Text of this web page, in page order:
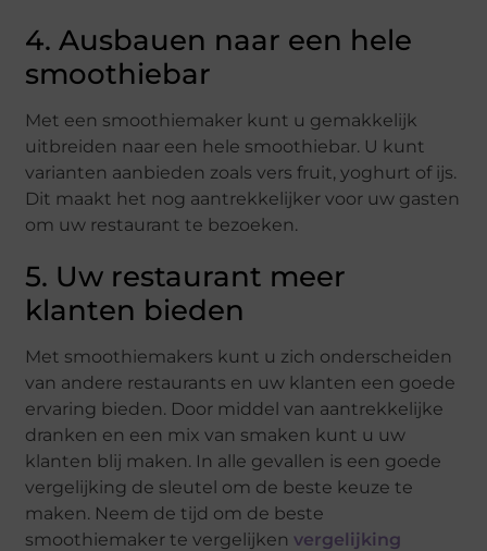
4. Ausbauen naar een hele
smoothiebar
Met een smoothiemaker kunt u gemakkelijk
uitbreiden naar een hele smoothiebar. U kunt
varianten aanbieden zoals vers fruit, yoghurt of ijs.
Dit maakt het nog aantrekkelijker voor uw gasten
om uw restaurant te bezoeken.
5. Uw restaurant meer
klanten bieden
Met smoothiemakers kunt u zich onderscheiden
van andere restaurants en uw klanten een goede
ervaring bieden. Door middel van aantrekkelijke
dranken en een mix van smaken kunt u uw
klanten blij maken. In alle gevallen is een goede
vergelijking de sleutel om de beste keuze te
maken. Neem de tijd om de beste
smoothiemaker te vergelijkenvergelijking